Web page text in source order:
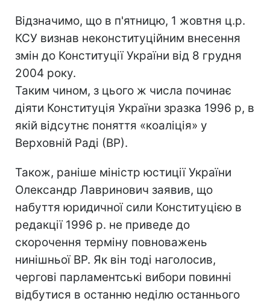
Відзначимо, що в п'ятницю, 1 жовтня ц.р.
КСУ визнав неконституційним внесення
змін до Конституції України від 8 грудня
2004 року.
Таким чином, з цього ж числа починає
діяти Конституція України зразка 1996 р, в
якій відсутнє поняття «коаліція» у
Верховній Раді (ВР).
Також, раніше міністр юстиції України
Олександр Лавринович заявив, що
набуття юридичної сили Конституцією в
редакції 1996 р. не приведе до
скорочення терміну повноважень
нинішньої ВР. Як він тоді наголосив,
чергові парламентські вибори повинні
відбутися в останню неділю останнього